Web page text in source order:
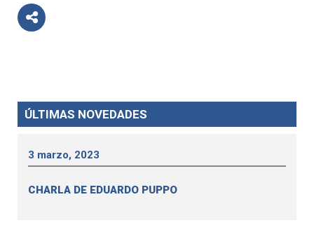
ÚLTIMAS NOVEDADES
3 marzo, 2023
CHARLA DE EDUARDO PUPPO